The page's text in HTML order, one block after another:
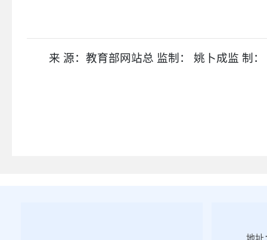
来 源：教育部网站总 监制： 姚卜成监 制